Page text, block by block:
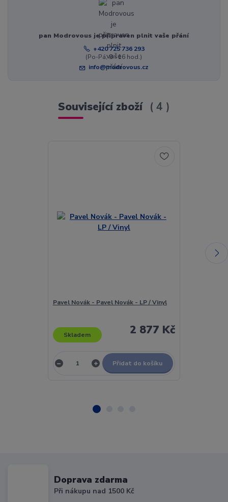
pan Modrovous je připraven plnit vaše přání
+420 725 736 293
(Po-Pá, 8 - 16 hod.)
info@modrovous.cz
Související zboží 4
Pavel Novák - Pavel Novák - LP / Vinyl
2 877 Kč
Skladem
Přidat do košíku
Doprava zdarma
Při nákupu nad 1500 Kč